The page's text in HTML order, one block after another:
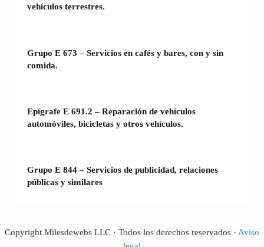
vehículos terrestres.
Grupo E 673 – Servicios en cafés y bares, con y sin
comida.
Epígrafe E 691.2 – Reparación de vehículos
automóviles, bicicletas y otros vehículos.
Grupo E 844 – Servicios de publicidad, relaciones
públicas y similares
Copyright Milesdewebs LLC · Todos los derechos reservados · Aviso